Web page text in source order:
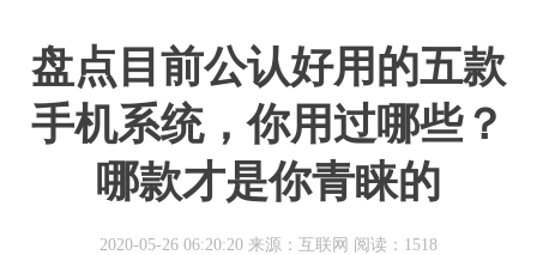
盘点目前公认好用的五款
手机系统，你用过哪些？
哪款才是你青睐的
2020-05-26 06:20:20 来源：互联网 阅读：1518